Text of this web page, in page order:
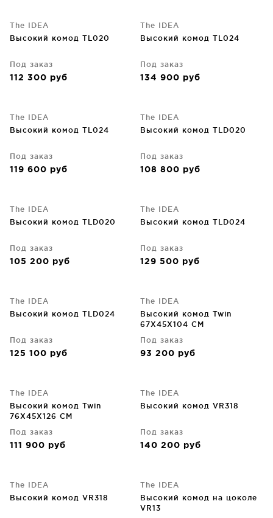
The IDEA
Высокий комод TL020
Под заказ
112 300 руб
The IDEA
Высокий комод TL024
Под заказ
134 900 руб
The IDEA
Высокий комод TL024
Под заказ
119 600 руб
The IDEA
Высокий комод TLD020
Под заказ
108 800 руб
The IDEA
Высокий комод TLD020
Под заказ
105 200 руб
The IDEA
Высокий комод TLD024
Под заказ
129 500 руб
The IDEA
Высокий комод TLD024
Под заказ
125 100 руб
The IDEA
Высокий комод Twin
67X45X104 CM
Под заказ
93 200 руб
The IDEA
Высокий комод Twin
76X45X126 CM
Под заказ
111 900 руб
The IDEA
Высокий комод VR318
Под заказ
140 200 руб
The IDEA
Высокий комод VR318
The IDEA
Высокий комод на цоколе
VR13